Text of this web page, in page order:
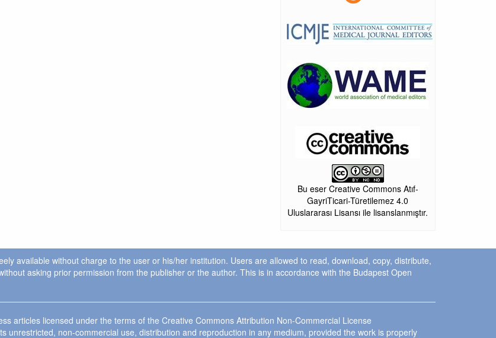
Bu eser Creative Commons Atıf-
GayriTicari-Türetilemez 4.0
Uluslararası Lisansı ile lisanslanmıştır.
available without charge to the user or his/her institution. Users are allowed to read, download, copy, distribute,
asking prior permission from the publisher or the author. This is in accordance with the Budapest Open
articles licensed under the terms of the Creative Commons Attribution Non-Commercial License
unrestricted, non-commercial use, distribution and reproduction in any medium, provided the work is properly